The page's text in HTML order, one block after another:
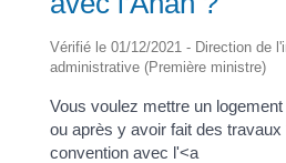
Vérifié le 01/12/2021 - Direction de
administrative (Première ministre)
Vous voulez mettre un
ou après y avoir fait des travaux
convention avec l'<a